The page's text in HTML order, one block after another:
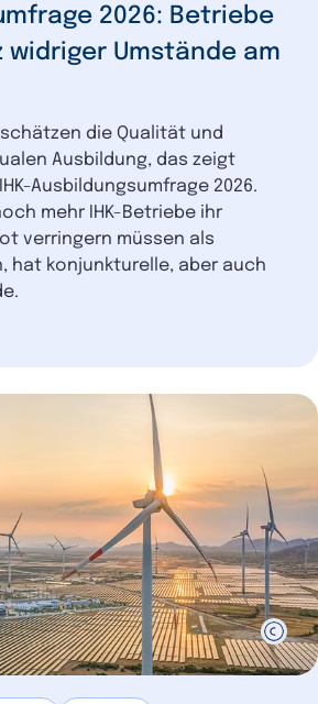
2026: Betriebe
Umstände am
die Qualität und
Ausbildung, das zeigt
Ausbildungsumfrage 2026.
mehr IHK-Betriebe ihr
verringern müssen als
hat konjunkturelle, aber auch